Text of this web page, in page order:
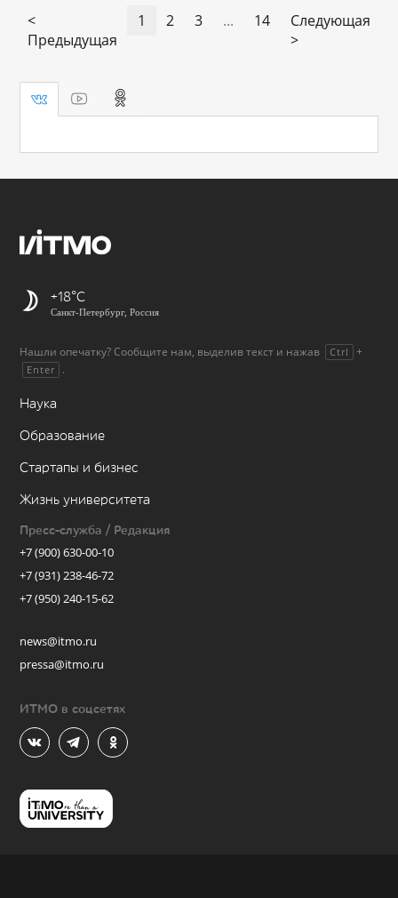
<
Предыдущая
1 2 3 ... 14
Следующая
>
+18
Санкт-Петербург, Россия
Нашли опечатку? Сообщите нам, выделив текст и нажав Ctrl +
Enter .
Наука
Образование
Стартапы и бизнес
Жизнь университета
Пресс-служба / Редакция
+7 (900) 630-00-10
+7 (931) 238-46-72
+7 (950) 240-15-62
news@itmo.ru
pressa@itmo.ru
ИТМО в соцсетях